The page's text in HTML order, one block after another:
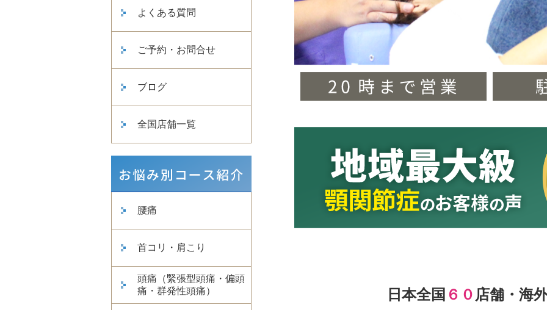
よくある質問
ご予約・お問合せ
ブログ
全国店舗一覧
腰痛
首コリ・肩こり
頭痛（緊張型頭痛・偏頭
痛・群発性頭痛）
日本全国 ６０ 店舗・海